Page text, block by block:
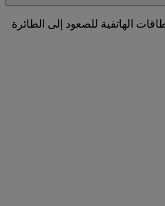
الهاتفية للصعود إلى الطائرة